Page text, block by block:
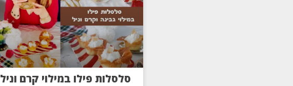
סלסלות פילו במילוי קרם וניל